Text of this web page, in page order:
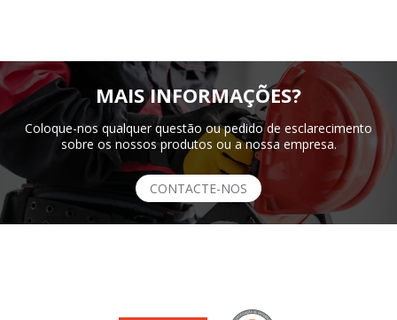
MAIS INFORMAÇÕES?
Coloque-nos qualquer questão ou pedido de esclarecimento
sobre os nossos produtos ou a nossa empresa.
CONTACTE-NOS